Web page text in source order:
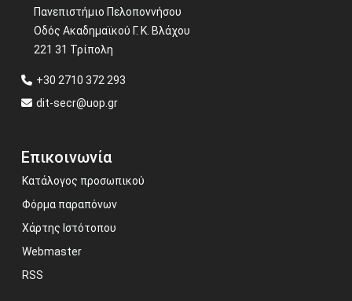
Πανεπιστήμιο Πελοποννήσου
Οδός Ακαδημαϊκού Γ. Κ. Βλάχου
221 31 Τρίπολη
+30 2710 372 293
dit-secr@uop.gr
Επικοινωνία
Κατάλογος προσωπικού
Φόρμα παραπόνων
Χάρτης Ιστότοπου
Webmaster
RSS